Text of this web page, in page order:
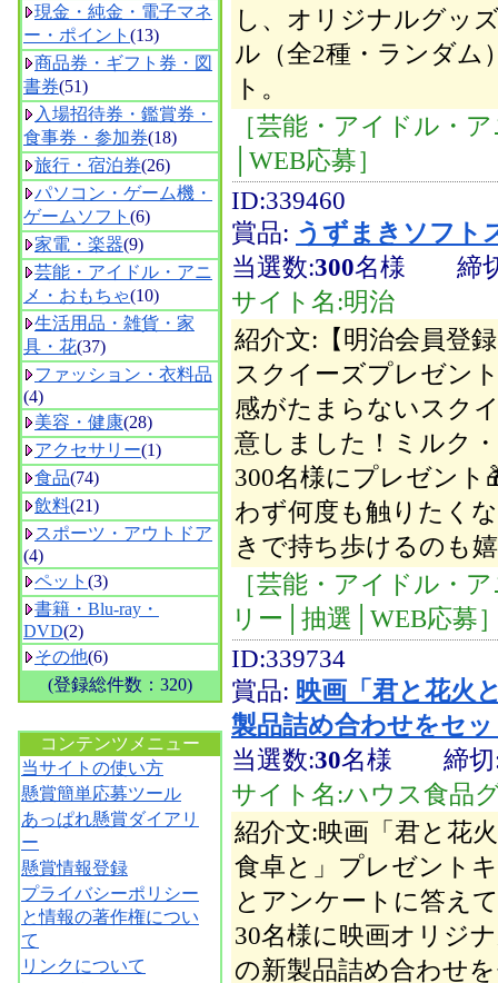
現金・純金・電子マネ
ー・ポイント (13)
商品券・ギフト券・図
書券(51)
入場招待券・鑑賞券・
食事券・参加券(18)
旅行・宿泊券(26)
パソコン・ゲーム機・
ゲームソフト (6)
家電・楽器(9)
芸能・アイドル・アニ
メ・おもちゃ(10)
生活用品・雑貨・家
具・花(37)
ファッション・衣料品
(4)
美容・健康(28)
アクセサリー(1)
食品(74)
飲料(21)
スポーツ・アウトドア
(4)
ペット (3)
書籍・Blu-ray・
DVD(2)
その他(6)
(登録総件数：320)
コンテンツメニュー
当サイトの使い方
懸賞簡単応募ツール
あっぱれ懸賞ダイアリ
ー
懸賞情報登録
プライバシーポリシー
と情報の著作権につい
て
リンクについて
し、オリジナルグッ
ル（全2種・ランダム
ト。
［芸能・アイドル・
│WEB応募］
ID:339460
賞品: うずまきソフト
当選数:300名様
締
サイト名:明治
紹介文:【明治会員登
スクイーズプレゼン
感がたまらないスク
意しました！ミルク
300名様にプレゼン
わず何度も触りたく
きで持ち歩けるのも
［芸能・アイドル・
リー│抽選│WEB応募
ID:339734
賞品: 映画「君と花火
製品詰め合わせをセ
当選数:30名様
締
サイト名:ハウス食品
紹介文:映画「君と花
食卓と」プレゼント
とアンケートに答え
30名様に映画オリジ
の新製品詰め合わせ